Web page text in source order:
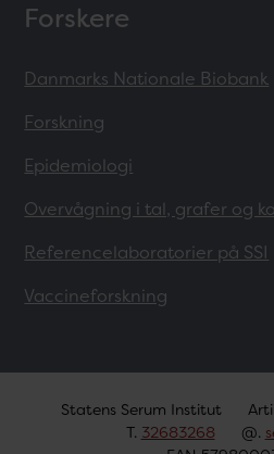
Forskere
Danmarks Nationale Biobank
Forskning
Epidemiologi
Overvågning i tal, grafer og
Referencelaboratorier på SSI
Vaccineforskning
Statens Serum Institut
T. 32683268 @.